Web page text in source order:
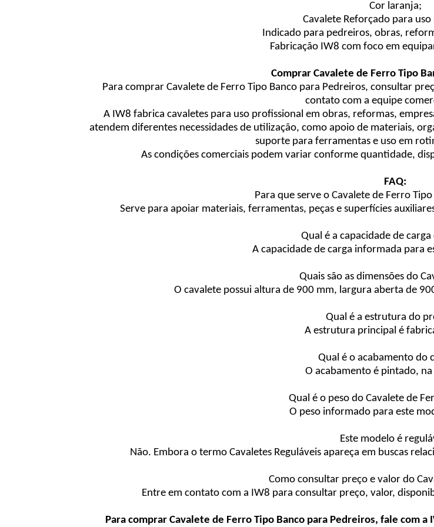
Cor laranja;
Cavalete Reforçado para
Indicado para pedreiros, obras,
Fabricação IW8 com foco em
Comprar Cavalete de Ferro Tipo
Para comprar Cavalete de Ferro Tipo Banco para Pedreiros, consultar
contato com a equipe
A IW8 fabrica cavaletes para uso profissional em obras, reformas,
atendem diferentes necessidades de utilização, como apoio de materiais,
suporte para ferramentas e uso em
As condições comerciais podem variar conforme quantidade,
FAQ:
Para que serve o Cavalete de Ferro
Serve para apoiar materiais, ferramentas, peças e superfícies
Qual é a capacidade de
A capacidade de carga informada para
Quais são as dimensões do
O cavalete possui altura de 900 mm, largura aberta de
Qual é a estrutura do
A estrutura principal é
Qual é o acabamento do
O acabamento é pintado,
Qual é o peso do Cavalete de
O peso informado para este
Este modelo é
Não. Embora o termo Cavaletes Reguláveis apareça em buscas
Como consultar preço e valor do
Entre em contato com a IW8 para consultar preço, valor,
Para comprar Cavalete de Ferro Tipo Banco para Pedreiros, fale com